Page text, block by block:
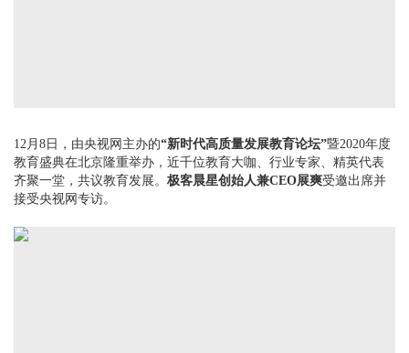
12月8日，由央视网主办的“新时代高质量发展教育论坛”暨2020年度
教育盛典在北京隆重举办，近千位教育大咖、行业专家、精英代表
齐聚一堂，共议教育发展。 极客晨星创始人兼CEO展爽受邀出席并
接受央视网专访。